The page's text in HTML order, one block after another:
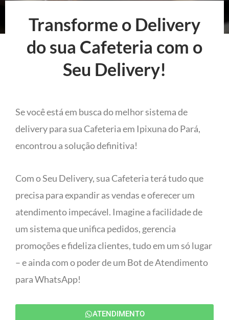
Transforme o Delivery
do sua Cafeteria com o
Seu Delivery!
Se você está em busca do melhor sistema de
delivery para sua Cafeteria em Ipixuna do Pará,
encontrou a solução definitiva!
Com o Seu Delivery, sua Cafeteria terá tudo que
precisa para expandir as vendas e oferecer um
atendimento impecável. Imagine a facilidade de
um sistema que unifica pedidos, gerencia
promoções e fideliza clientes, tudo em um só lugar
– e ainda com o poder de um Bot de Atendimento
para WhatsApp!
ATENDIMENTO